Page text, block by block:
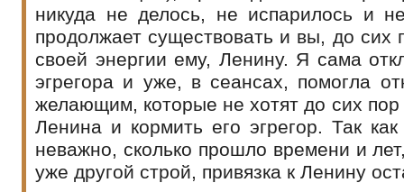
никуда не делось, не испарилось и
продолжает существовать и вы, до сих
своей энергии ему, Ленину. Я сама
эгрегора и уже, в сеансах, помогла
желающим, которые не хотят до сих пор
Ленина и кормить его эгрегор. Так
неважно, сколько прошло времени и
уже другой строй, привязка к Ленину